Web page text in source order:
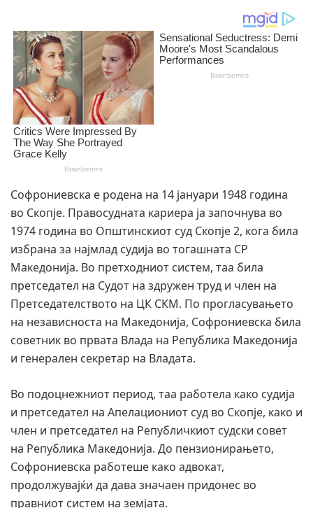
Софрониевска е родена на 14 јануари 1948 година
во Скопје. Правосудната кариера ја започнува во
1974 година во Општинскиот суд Скопје 2, кога била
избрана за најмлад судија во тогашната СР
Македонија. Во претходниот систем, таа била
претседател на Судот на здружен труд и член на
Претседателството на ЦК СКМ. По прогласувањето
на независноста на Македонија, Софрониевска била
советник во првата Влада на Република Македонија
и генерален секретар на Владата.
Во подоцнежниот период, таа работела како судија
и претседател на Апелациониот суд во Скопје, како и
член и претседател на Републичкиот судски совет
на Република Македонија. До пензионирањето,
Софрониевска работеше како адвокат,
продолжувајќи да дава значаен придонес во
правниот систем на земјата.